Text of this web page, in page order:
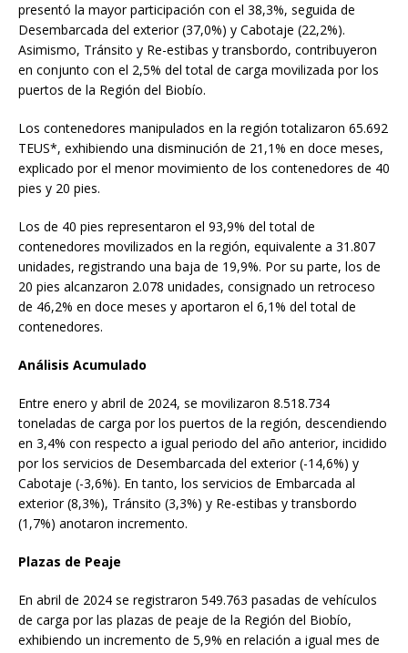
presentó la mayor participación con el 38,3%, seguida de
Desembarcada del exterior (37,0%) y Cabotaje (22,2%).
Asimismo, Tránsito y Re-estibas y transbordo, contribuyeron
en conjunto con el 2,5% del total de carga movilizada por los
puertos de la Región del Biobío.
Los contenedores manipulados en la región totalizaron 65.692
TEUS*, exhibiendo una disminución de 21,1% en doce meses,
explicado por el menor movimiento de los contenedores de 40
pies y 20 pies.
Los de 40 pies representaron el 93,9% del total de
contenedores movilizados en la región, equivalente a 31.807
unidades, registrando una baja de 19,9%. Por su parte, los de
20 pies alcanzaron 2.078 unidades, consignado un retroceso
de 46,2% en doce meses y aportaron el 6,1% del total de
contenedores.
Análisis Acumulado
Entre enero y abril de 2024, se movilizaron 8.518.734
toneladas de carga por los puertos de la región, descendiendo
en 3,4% con respecto a igual periodo del año anterior, incidido
por los servicios de Desembarcada del exterior (-14,6%) y
Cabotaje (-3,6%). En tanto, los servicios de Embarcada al
exterior (8,3%), Tránsito (3,3%) y Re-estibas y transbordo
(1,7%) anotaron incremento.
Plazas de Peaje
En abril de 2024 se registraron 549.763 pasadas de vehículos
de carga por las plazas de peaje de la Región del Biobío,
exhibiendo un incremento de 5,9% en relación a igual mes de